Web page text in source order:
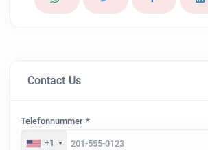
Contact Us
Telefonnummer *
+1